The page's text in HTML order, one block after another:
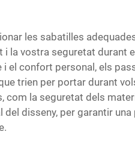
les sabatilles
i la vostra seguretat durant
i el confort personal, els
trien per portar durant
com la seguretat dels
del disseny, per garantir